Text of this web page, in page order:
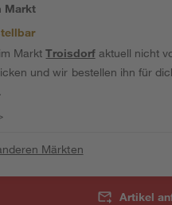
Markt
MarktTroisdorfaktuell nicht
und wir bestellen ihn für
Märkten
Artikel